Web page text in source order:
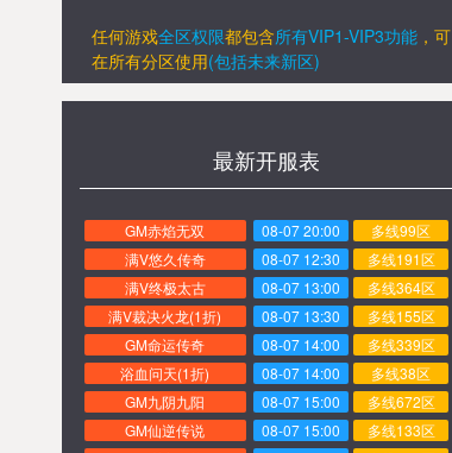
任何游戏全区权限都包含所有VIP1-VIP3功能 ， 可
在所有分区使用(包括未来新区)
最新开服表
GM赤焰无双 08-07 20:00
多线99区
满V悠久传奇
08-07 12:30
多线191区
满V终极太古
08-07 13:00
多线364区
满V裁决火龙(1折)
08-07 13:30
多线155区
GM命运传奇
08-07 14:00
多线339区
浴血问天(1折)
08-07 14:00
多线38区
GM九阴九阳
08-07 15:00
多线672区
GM仙逆传说
08-07 15:00
多线133区